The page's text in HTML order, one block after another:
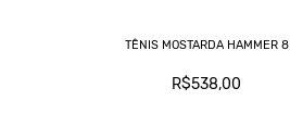
TÊNIS MOSTARDA HAMMER 8
R$538,00